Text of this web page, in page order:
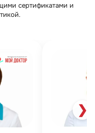
сертификатами и
❯